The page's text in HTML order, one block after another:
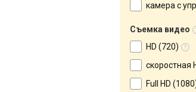
камера с
Съемка видео
HD (720)
скоростная
Full HD